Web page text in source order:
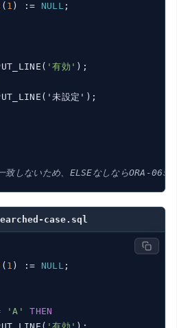
( 1 ) := NULL
'有効' );
未設定');
しないため、ELSEなしならORA-
case.sql
( 1 ) := NULL
'A'
THEN